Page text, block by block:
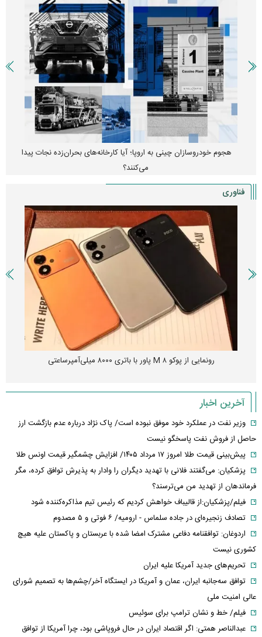
هجوم خودروسازان چینی به اروپا؛ آیا کارخانه‌های بحران‌زده نجات پیدا
می‌کنند؟
فناوری
رونمایی از پوکو M ۸ پاور با باتری ۸۰۰۰ میلی‌آمپرساعتی
آخرین اخبار
وزیر نفت در عملکرد خود موفق نبوده است/ پاک نژاد درباره عدم بازگشت ارز
حاصل از فروش نفت پاسخگو نیست
پیش‌بینی قیمت طلا امروز ۱۷ مرداد ۱۴۰۵/ افزایش چشمگیر قیمت اونس طلا
پزشکیان: می‌گفتند فلانی با تهدید دیگران را وادار به پذیرش توافق کرده، مگر
فرماندهان از تهدید من می‌ترسند؟
فیلم/پزشکیان:از قالیباف خواهش کردیم که رئیس تیم مذاکره‌کننده شود
تصادف زنجیره‌ای در جاده سلماس - ارومیه/ ۶ فوتی و ۵ مصدوم
اردوغان: توافقنامه دفاعی مشترک امضا شده با عربستان و پاکستان علیه هیچ
کشوری نیست
تحریم‌های جدید آمریکا علیه ایران
توافق سه‌جانبه ایران، عمان و آمریکا در ایستگاه آخر/چشم‌ها به تصمیم شورای
عالی امنیت ملی
فیلم/ خط و نشان ترامپ برای سوئیس
عبدالناصر همتی: اگر اقتصاد ایران در حال فروپاشی بود، چرا آمریکا از توافق